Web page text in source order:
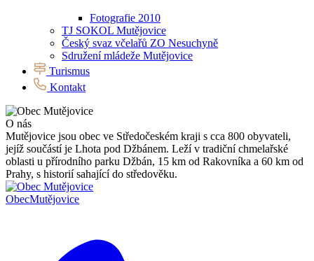
Fotografie 2010
TJ SOKOL Mutějovice
Český svaz včelařů ZO Nesuchyně
Sdružení mládeže Mutějovice
Turismus
Kontakt
O nás
Mutějovice jsou obec ve Středočeském kraji s cca 800 obyvateli,
jejíž součástí je Lhota pod Džbánem. Leží v tradiční chmelařské
oblasti u přírodního parku Džbán, 15 km od Rakovníka a 60 km od
Prahy, s historií sahající do středověku.
ObecMutějovice